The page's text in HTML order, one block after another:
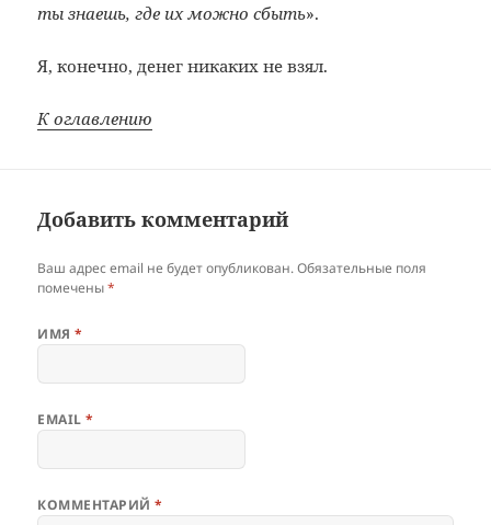
ты знаешь, где их можно сбыть».
Я, конечно, денег никаких не взял.
К оглавлению
Добавить комментарий
Ваш адрес email не будет опубликован. Обязательные поля
помечены*
ИМЯ*
EMAIL*
КОММЕНТАРИЙ*